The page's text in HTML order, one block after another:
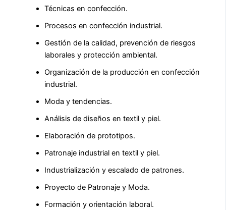
Técnicas en confección.
Procesos en confección industrial.
Gestión de la calidad, prevención de riesgos
laborales y protección ambiental.
Organización de la producción en confección
industrial.
Moda y tendencias.
Análisis de diseños en textil y piel.
Elaboración de prototipos.
Patronaje industrial en textil y piel.
Industrialización y escalado de patrones.
Proyecto de Patronaje y Moda.
Formación y orientación laboral.